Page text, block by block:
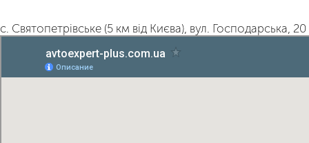
с. Святопетрівське (5 км від Києва), вул. Господарська, 20